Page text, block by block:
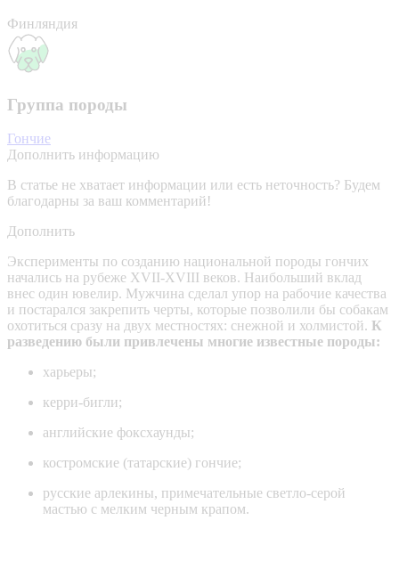
Финляндия
Группа породы
Гончие
Дополнить информацию
В статье не хватает информации или есть неточность? Будем
благодарны за ваш комментарий!
Дополнить
Эксперименты по созданию национальной породы гончих
начались на рубеже XVII-XVIII веков. Наибольший вклад
внес один ювелир. Мужчина сделал упор на рабочие качества
и постарался закрепить черты, которые позволили бы собакам
охотиться сразу на двух местностях: снежной и холмистой. К
разведению были привлечены многие известные породы:
харьеры;
керри-бигли;
английские фоксхаунды;
костромские (татарские) гончие;
русские арлекины, примечательные светло-серой
мастью с мелким черным крапом.